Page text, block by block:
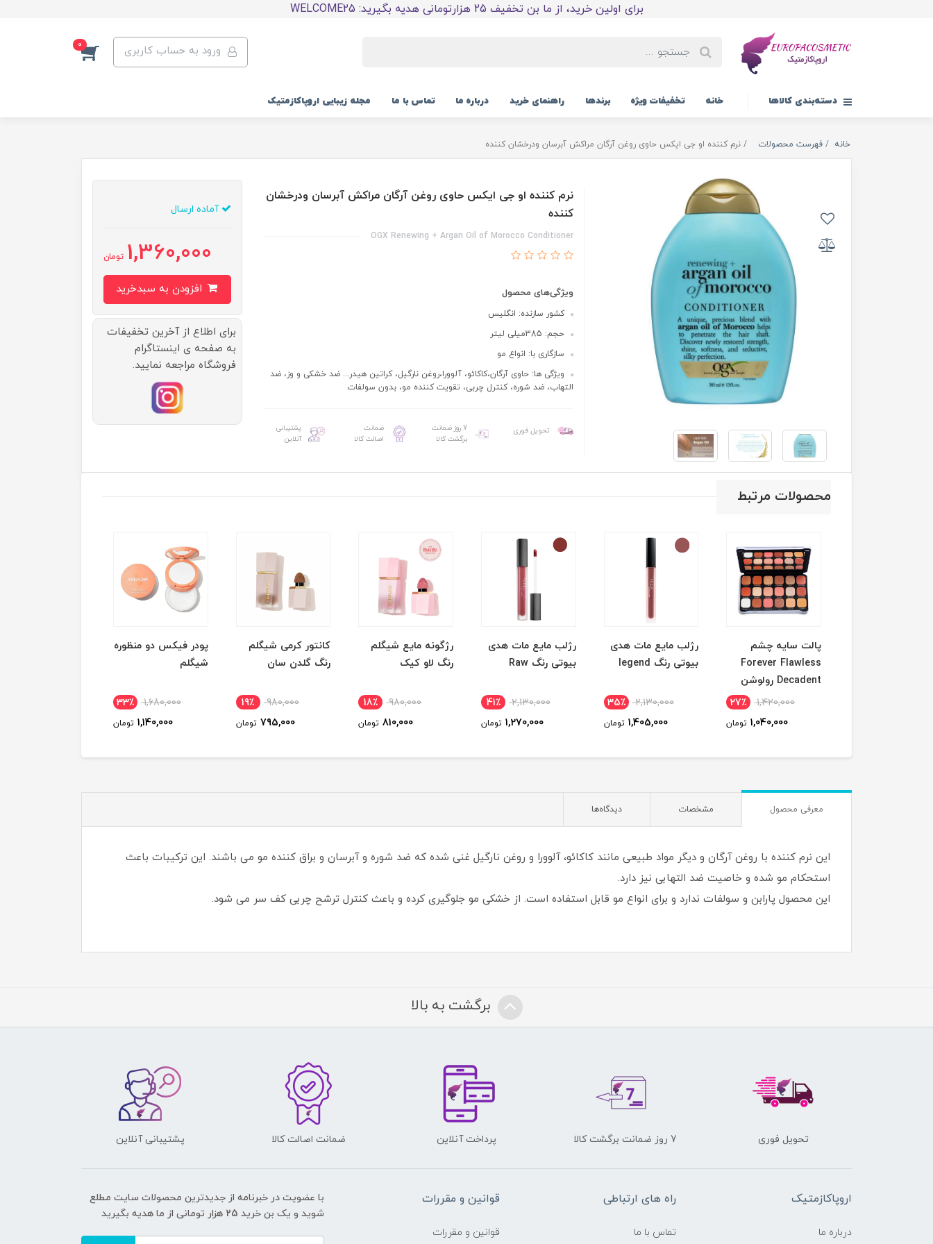
برای اولین خرید، از ما بن تخفیف 25 هزارتومانی هدیه بگیرید: WELCOME25
ورود به حساب کاربری 0
دسته‌بندی کالاها خانه تخفیفات ویژه برندها راهنمای خرید درباره ما تماس با ما مجله زیبایی اروپاکازمتیک
خانه فهرست محصولات نرم کننده او جی ایکس حاوی روغن آرگان مراکش آبرسان ودرخشان کننده
نرم کننده او جی ایکس حاوی روغن آرگان مراکش آبرسان ودرخشان
کننده
OGX Renewing + Argan Oil of Morocco Conditioner
ویژگی‌های محصول
کشور سازنده: انگلیس
حجم: 385میلی لیتر
سازگاری با: انواع مو
ویژگی ها: حاوی آرگان،کاکائو، آلوورا،روغن نارگیل، کراتین هیدر... ضد خشکی و وز، ضد
التهاب، ضد شوره، کنترل چربی، تقویت کننده مو، بدون سولفات
تحویل فوری
7 روز ضمانت
برگشت کالا
ضمانت
اصالت کالا
پشتیبانی
آنلاین
آماده ارسال
1,360,000 تومان
برای اطلاع از آخرین تخفیفات
به صفحه ی اینستاگرام
فروشگاه مراجعه نمایید.
محصولات مرتبط
رژلب مایع مات هدی
بیوتی رنگ legend
2,130,000 35٪
1,405,000 تومان
رژلب مایع مات هدی
بیوتی رنگ Raw
2,130,000 41٪
1,270,000 تومان
رژگونه مایع شیگلم
رنگ لاو کیک
980,000 18٪
810,000 تومان
کانتور کرمی شیگلم
رنگ گلدن سان
980,000 19٪
795,000 تومان
پودر فیکس دو منظوره
شیگلم
1,680,000 33٪
1,140,000 تومان
خط چشم ماژیکی
ضدآب شیگلم
810,000 27٪
595,000 تومان
معرفی محصول مشخصات دیدگاه‌ها
این نرم کننده با روغن آرگان و دیگر مواد طبیعی مانند کاکائو، آلوورا و روغن نارگیل غنی شده که ضد شوره و آبرسان و براق کننده مو می باشند. این ترکیبات باعث
استحکام مو شده و خاصیت ضد التهابی نیز دارد.
این محصول پارابن و سولفات ندارد و برای انواع مو قابل استفاده است. از خشکی مو جلوگیری کرده و باعث کنترل ترشح چربی کف سر می شود.
برگشت به بالا
تحویل فوری 7 روز ضمانت برگشت کالا پرداخت آنلاین ضمانت اصالت کالا پشتیبانی آنلاین
اروپاکازمتیک
درباره ما
راه های ارتباطی
تماس با ما
قوانین و مقررات
قوانین و مقررات
با عضویت در خبرنامه از جدیدترین محصولات سایت مطلع
شوید و یک بن خرید 25 هزار تومانی از ما هدیه بگیرید